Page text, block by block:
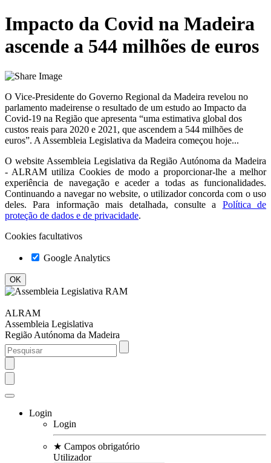
Impacto da Covid na Madeira
ascende a 544 milhões de euros
O Vice-Presidente do Governo Regional da Madeira revelou no
parlamento madeirense o resultado de um estudo ao Impacto da
Covid-19 na Região que apresenta “uma estimativa global dos
custos reais para 2020 e 2021, que ascendem a 544 milhões de
euros”. A Assembleia Legislativa da Madeira começou hoje...
O website Assembleia Legislativa da Região Autónoma da Madeira
- ALRAM utiliza Cookies de modo a proporcionar-lhe a melhor
experiência de navegação e aceder a todas as funcionalidades.
Continuando a navegar no website, o utilizador concorda com o uso
deles. Para informação mais detalhada, consulte a
Política de
proteção de dados e de privacidade.
Cookies facultativos
Google Analytics
ALRAM
Assembleia Legislativa
Região Autónoma da Madeira
Login
Login
★ Campos obrigatório
Utilizador